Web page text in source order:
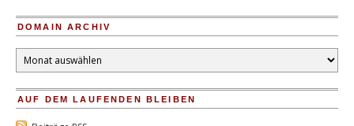
DOMAIN ARCHIV
Domain
Archiv
AUF DEM LAUFENDEN BLEIBEN